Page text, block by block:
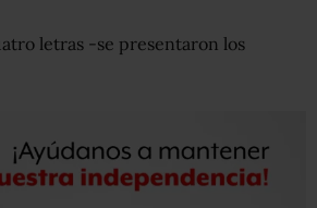
letras -se presentaron los